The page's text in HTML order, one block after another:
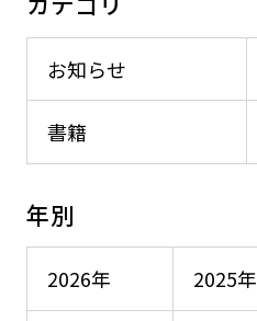
お知らせ
書籍
年別
2026年 2025年